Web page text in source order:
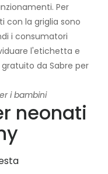
Per
con la griglia sono
i consumatori
l'etichetta e
da Sabre per
i bambini
neonati